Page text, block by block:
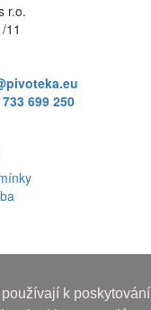
k poskytování
r.o.
11
699 250